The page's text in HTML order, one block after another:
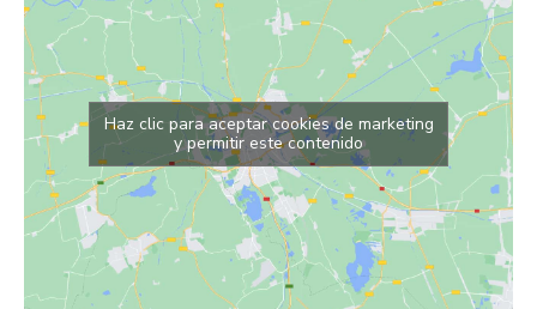
Haz clic para aceptar cookies de marketing
y permitir este contenido